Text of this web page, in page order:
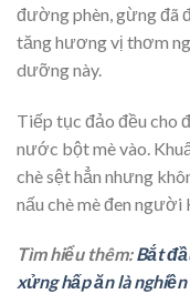
đường phèn, gừng đã
tăng hương vị thơm
dưỡng này.
Tiếp tục đảo đều cho
nước bột mè vào.
chè sệt hẳn nhưng
nấu chè mè đen người
Tìm hiểu thêm:Bắt
xửng hấp ăn là nghiền